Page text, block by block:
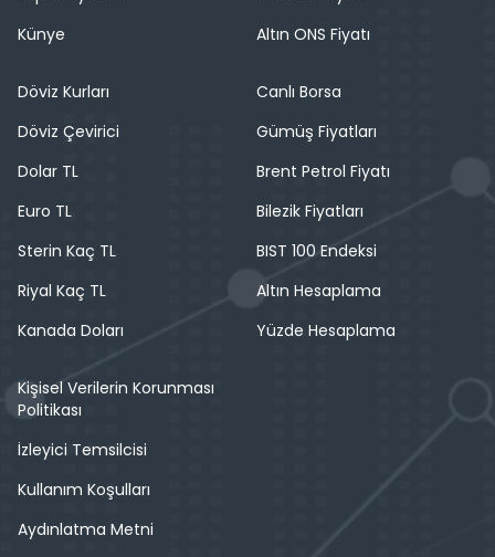
Künye
Altın ONS Fiyatı
Döviz Kurları
Döviz Çevirici
Dolar TL
Euro TL
Sterin Kaç TL
Riyal Kaç TL
Kanada Doları
Canlı Borsa
Gümüş Fiyatları
Brent Petrol Fiyatı
Bilezik Fiyatları
BIST 100 Endeksi
Altın Hesaplama
Yüzde Hesaplama
Kişisel Verilerin Korunması
Politikası
İzleyici Temsilcisi
Kullanım Koşulları
Aydınlatma Metni